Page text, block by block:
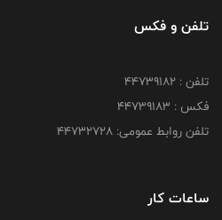
تلفن و فکس
تلفن : ۴۴۷۳۹۱۸۲
فکس : ۴۴۷۳۹۱۸3
تلفن روابط عمومی: ۴۴۷۳۲۷۲۸
ساعات کار